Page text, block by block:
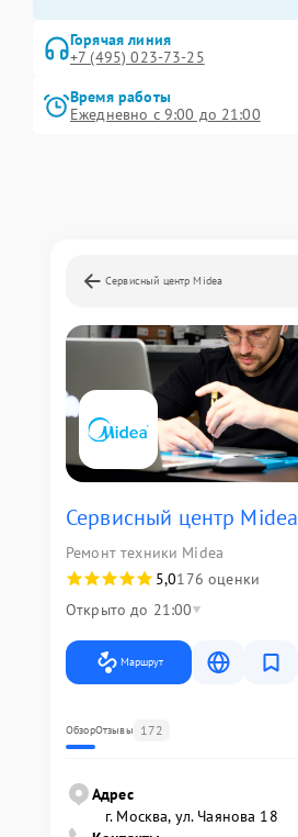
Горячая линия
+7 (495) 023-73-25
Время работы
Ежедневно с 9:00 до 21:00
Сервисный центр Midea
Сервисный центр Midea
Ремонт техники Midea
5,0176 оценки
Открыто до 21:00
Маршрут
ОбзорОтзывы 172
Адрес
г. Москва, ул. Чаянова 18